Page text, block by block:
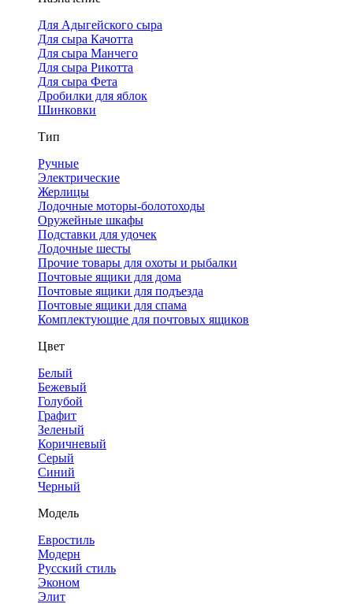
Для Адыгейского сыра
Для сыра Качотта
Для сыра Манчего
Для сыра Рикотта
Для сыра Фета
Дробилки для яблок
Шинковки
Тип
Ручные
Электрические
Жерлицы
Лодочные моторы-болотоходы
Оружейные шкафы
Подставки для удочек
Лодочные шесты
Прочие товары для охоты и рыбалки
Почтовые ящики для дома
Почтовые ящики для подъезда
Почтовые ящики для спама
Комплектующие для почтовых ящиков
Цвет
Белый
Бежевый
Голубой
Графит
Зеленый
Коричневый
Серый
Синий
Черный
Модель
Евростиль
Модерн
Русский стиль
Эконом
Элит